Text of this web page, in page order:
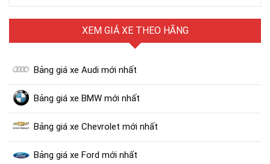
XEM GIÁ XE THEO HÃNG
Bảng giá xe Audi mới nhất
Bảng giá xe BMW mới nhất
Bảng giá xe Chevrolet mới nhất
Bảng giá xe Ford mới nhất